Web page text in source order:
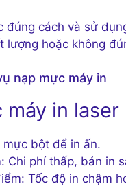
đúng cách và sử
lượng hoặc không
nạp mực máy in
máy in laser
mực bột để in ấn.
Chi phí thấp, bản in
Tốc độ in chậm